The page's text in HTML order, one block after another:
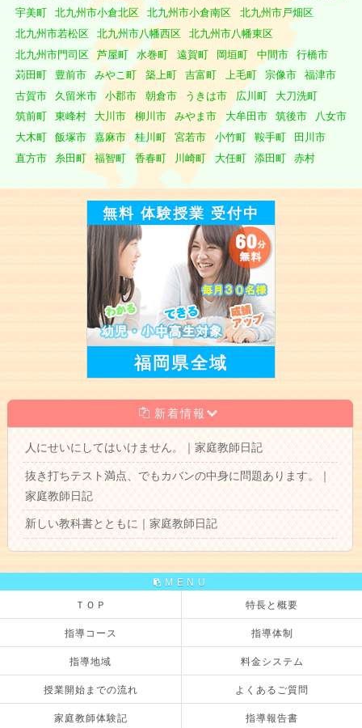
宇美町
北九州市小倉北区 北九州市小倉南区
北九州市戸畑区
北九州市若松区
北九州市八幡西区
北九州市八幡東区
北九州市門司区
芦屋町 水巻町 遠賀町 岡垣町 中間市
行橋市
苅田町
豊前市 みやこ町 築上町 吉富町 上毛町 宗像市
福津市
古賀市
久留米市 小郡市 朝倉市 うきは市 広川町
大刀洗町
筑前町
東峰村 大川市 柳川市 みやま市 大牟田市 筑後市
八女市
大木町
飯塚市 嘉麻市 桂川町 宮若市 小竹町 鞍手町
田川市
直方市
糸田町 福智町 香春町 川崎町 大任町 添田町 赤村
無料 体験授業 受付中
福岡県全域
新着情報
人にせいにしてはいけません。｜家庭教師日記
抜き打ちテスト満点、でもカバンの中身に問題あります。｜
家庭教師日記
新しい教科書とともに｜家庭教師日記
MENU
ＴＯＰ 特長と概要
指導コース 指導体制
指導地域 料金システム
授業開始までの流れ よくあるご質問
家庭教師体験記 指導報告書